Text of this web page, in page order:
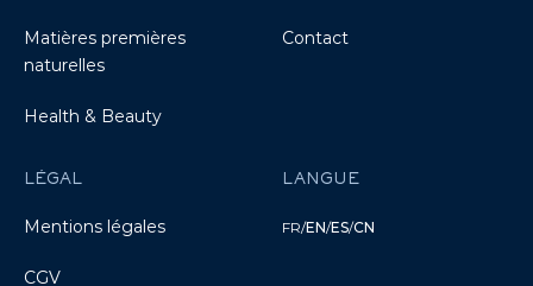
Matières premières
naturelles
Health & Beauty
Contact
LÉGAL
Mentions légales
CGV
LANGUE
FR/EN/ES/CN